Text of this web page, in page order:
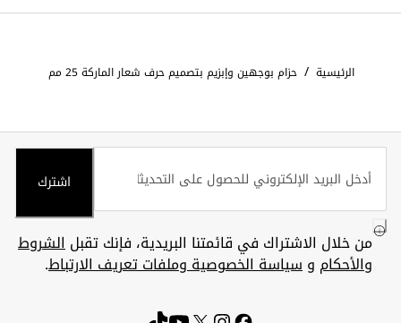
الرئيسية / حزام بوجهين وإبزيم بتصميم حرف شعار الماركة 25 مم
اشترك
من خلال الاشتراك في قائمتنا البريدية، فإنك تقبلالشروط
والأحكام وسياسة الخصوصية وملفات تعريف الارتباط.